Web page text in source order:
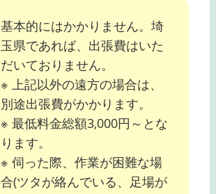
基本的にはかかりません。埼
玉県であれば、出張費はいた
だいておりません。
※ 上記以外の遠方の場合は、
別途出張費がかかります。
※ 最低料金総額3,000円～とな
ります。
※ 伺った際、作業が困難な場
合(ツタが絡んでいる、足場が